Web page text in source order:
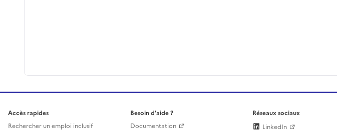
Accès rapides
Rechercher un emploi inclusif
Besoin d'aide ?
Documentation
Réseaux sociaux
LinkedIn